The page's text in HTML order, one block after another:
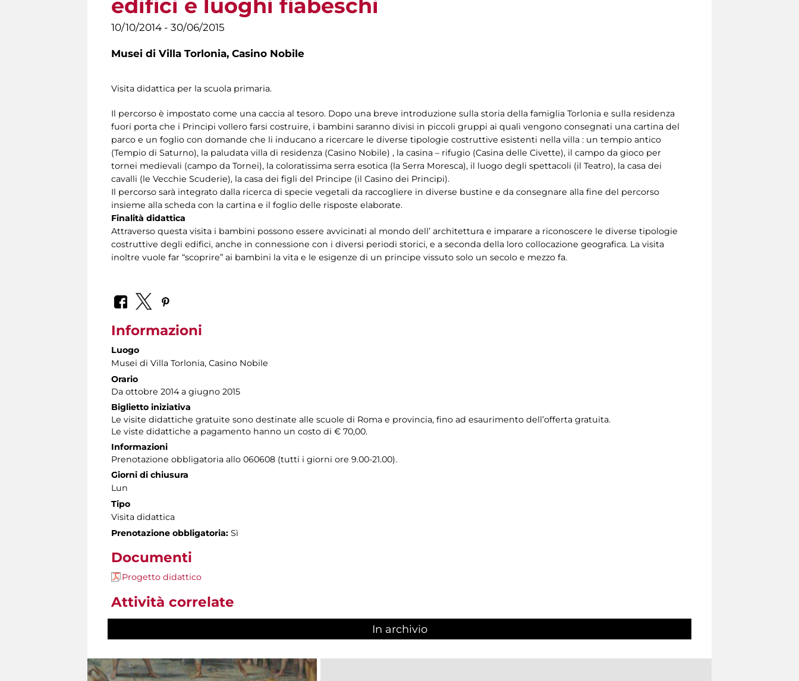
edifici e luoghi fiabeschi
10/10/2014 - 30/06/2015
Musei di Villa Torlonia, Casino Nobile
Visita didattica per la scuola primaria.
Il percorso è impostato come una caccia al tesoro. Dopo una breve introduzione sulla storia della famiglia Torlonia e sulla residenza
fuori porta che i Principi vollero farsi costruire, i bambini saranno divisi in piccoli gruppi ai quali vengono consegnati una cartina del
parco e un foglio con domande che li inducano a ricercare le diverse tipologie costruttive esistenti nella villa : un tempio antico
(Tempio di Saturno), la paludata villa di residenza (Casino Nobile) , la casina – rifugio (Casina delle Civette), il campo da gioco per
tornei medievali (campo da Tornei), la coloratissima serra esotica (la Serra Moresca), il luogo degli spettacoli (il Teatro), la casa dei
cavalli (le Vecchie Scuderie), la casa dei figli del Principe (il Casino dei Principi).
Il percorso sarà integrato dalla ricerca di specie vegetali da raccogliere in diverse bustine e da consegnare alla fine del percorso
insieme alla scheda con la cartina e il foglio delle risposte elaborate.
Finalità didattica
Attraverso questa visita i bambini possono essere avvicinati al mondo dell’ architettura e imparare a riconoscere le diverse tipologie
costruttive degli edifici, anche in connessione con i diversi periodi storici, e a seconda della loro collocazione geografica. La visita
inoltre vuole far “scoprire” ai bambini la vita e le esigenze di un principe vissuto solo un secolo e mezzo fa.
Informazioni
Luogo
Musei di Villa Torlonia, Casino Nobile
Orario
Da ottobre 2014 a giugno 2015
Biglietto iniziativa
Le visite didattiche gratuite sono destinate alle scuole di Roma e provincia, fino ad esaurimento dell’offerta gratuita.
Le viste didattiche a pagamento hanno un costo di € 70,00.
Informazioni
Prenotazione obbligatoria allo 060608 (tutti i giorni ore 9.00-21.00).
Giorni di chiusura
Lun
Tipo
Visita didattica
Prenotazione obbligatoria: Sì
Documenti
Progetto didattico
Attività correlate
In archivio